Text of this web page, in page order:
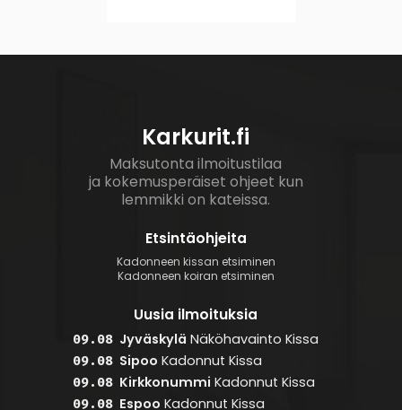
Karkurit.fi
Maksutonta ilmoitustilaa
ja kokemusperäiset ohjeet kun
lemmikki on kateissa.
Etsintäohjeita
Kadonneen kissan etsiminen
Kadonneen koiran etsiminen
Uusia ilmoituksia
09.08 Jyväskylä Näköhavainto Kissa
09.08 Sipoo Kadonnut Kissa
09.08 Kirkkonummi Kadonnut Kissa
09.08 Espoo Kadonnut Kissa